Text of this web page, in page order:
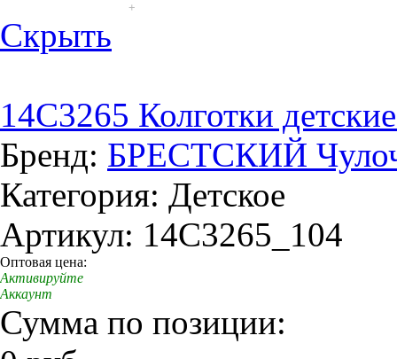
+
Скрыть
14C3265 Колготки
Бренд: БРЕСТСКИЙ
Категория: Детское
Артикул: 14C3265_104
Оптовая цена:
Активируйте
Аккаунт
Сумма по позиции: